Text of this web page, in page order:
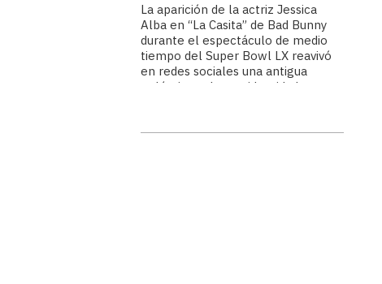
La aparición de la actriz Jessica
Alba en “La Casita” de Bad Bunny
durante el espectáculo de medio
tiempo del Super Bowl LX reavivó
en redes sociales una antigua
polémica sobre su identidad
culturales y la presencia.